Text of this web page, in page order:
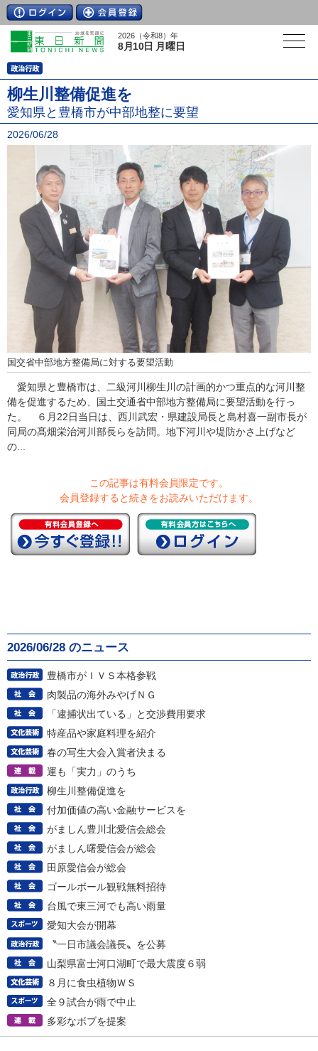
2026（令和8）年
8月10日 月曜日
柳生川整備促進を
愛知県と豊橋市が中部地整に要望
2026/06/28
国交省中部地方整備局に対する要望活動
愛知県と豊橋市は、二級河川柳生川の計画的かつ重点的な河川整
備を促進するため、国土交通省中部地方整備局に要望活動を行っ
た。 ６月22日当日は、西川武宏・県建設局長と島村喜一副市長が
同局の髙畑栄治河川部長らを訪問。地下河川や堤防かさ上げなど
の...
この記事は有料会員限定です。
会員登録すると続きをお読みいただけます。
2026/06/28 のニュース
豊橋市がＩＶＳ本格参戦
肉製品の海外みやげＮＧ
「逮捕状出ている」と交渉費用要求
特産品や家庭料理を紹介
春の写生大会入賞者決まる
運も「実力」のうち
柳生川整備促進を
付加価値の高い金融サービスを
がましん豊川北愛信会総会
がましん曙愛信会が総会
田原愛信会が総会
ゴールボール観戦無料招待
台風で東三河でも高い雨量
愛知大会が開幕
〝一日市議会議長〟を公募
山梨県富士河口湖町で最大震度６弱
８月に食虫植物ＷＳ
全９試合が雨で中止
多彩なボブを提案